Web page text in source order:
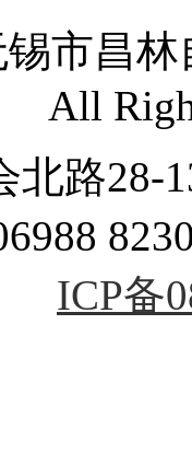
市昌
All
北路28-
ICP备